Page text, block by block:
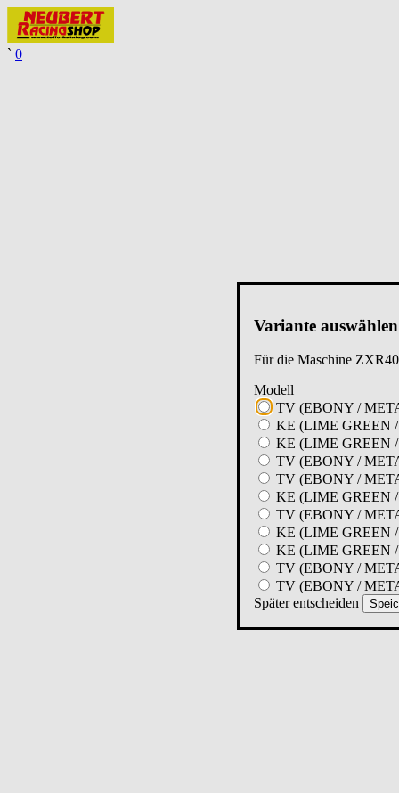
` 0
Variante auswählen
Für die Maschine
Modell
TV (EBONY /
KE (LIME GREEN
KE (LIME GREEN
TV (EBONY /
TV (EBONY /
KE (LIME GREEN
TV (EBONY /
KE (LIME GREEN
KE (LIME GREEN
TV (EBONY /
TV (EBONY /
Später entscheiden